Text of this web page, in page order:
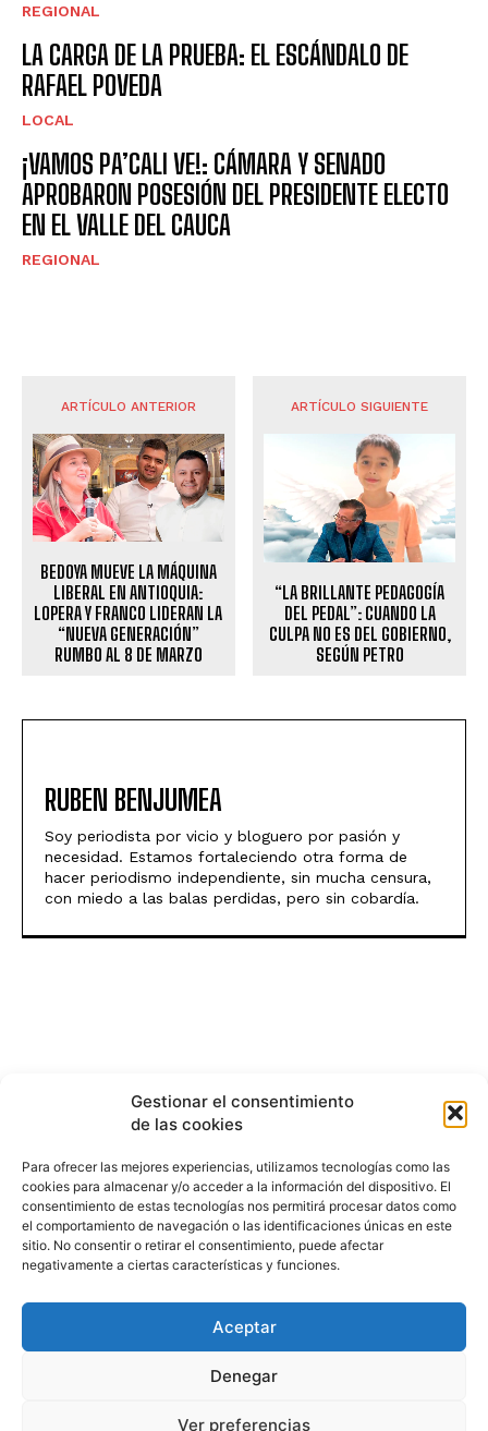
Gestionar el consentimiento
de las cookies
Para ofrecer las mejores experiencias, utilizamos tecnologías como las
cookies para almacenar y/o acceder a la información del dispositivo. El
consentimiento de estas tecnologías nos permitirá procesar datos como
el comportamiento de navegación o las identificaciones únicas en este
sitio. No consentir o retirar el consentimiento, puede afectar
negativamente a ciertas características y funciones.
Aceptar
Denegar
Ver preferencias
REGIONAL
LA CARGA DE LA PRUEBA: EL ESCÁNDALO DE
RAFAEL POVEDA
LOCAL
¡VAMOS PA’CALI VE!: CÁMARA Y SENADO
APROBARON POSESIÓN DEL PRESIDENTE ELECTO
EN EL VALLE DEL CAUCA
REGIONAL
ARTÍCULO ANTERIOR
BEDOYA MUEVE LA MÁQUINA
LIBERAL EN ANTIOQUIA:
LOPERA Y FRANCO LIDERAN LA
“NUEVA GENERACIÓN”
RUMBO AL 8 DE MARZO
ARTÍCULO SIGUIENTE
“LA BRILLANTE PEDAGOGÍA
DEL PEDAL”: CUANDO LA
CULPA NO ES DEL GOBIERNO,
SEGÚN PETRO
RUBEN BENJUMEA
Soy periodista por vicio y bloguero por pasión y
necesidad. Estamos fortaleciendo otra forma de
hacer periodismo independiente, sin mucha censura,
con miedo a las balas perdidas, pero sin cobardía.
HISTORIA PODCAST